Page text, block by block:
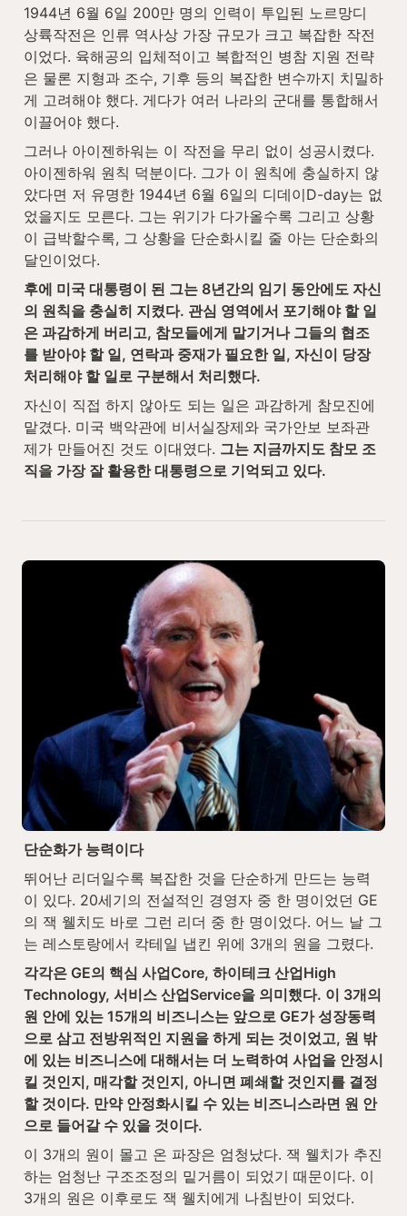
1944년 6월 6일 200만 명의 인력이 투입된 노르망디
상륙작전은 인류 역사상 가장 규모가 크고 복잡한 작전
이었다. 육해공의 입체적이고 복합적인 병참 지원 전략
은 물론 지형과 조수, 기후 등의 복잡한 변수까지 치밀하
게 고려해야 했다. 게다가 여러 나라의 군대를 통합해서
이끌어야 했다.
그러나 아이젠하워는 이 작전을 무리 없이 성공시켰다.
아이젠하워 원칙 덕분이다. 그가 이 원칙에 충실하지 않
았다면 저 유명한 1944년 6월 6일의 디데이D-day는 없
었을지도 모른다. 그는 위기가 다가올수록 그리고 상황
이 급박할수록, 그 상황을 단순화시킬 줄 아는 단순화의
달인이었다.
후에 미국 대통령이 된 그는 8년간의 임기 동안에도 자신
의 원칙을 충실히 지켰다. 관심 영역에서 포기해야 할 일
은 과감하게 버리고, 참모들에게 맡기거나 그들의 협조
를 받아야 할 일, 연락과 중재가 필요한 일, 자신이 당장
처리해야 할 일로 구분해서 처리했다.
자신이 직접 하지 않아도 되는 일은 과감하게 참모진에
맡겼다. 미국 백악관에 비서실장제와 국가안보 보좌관
제가 만들어진 것도 이대였다. 그는 지금까지도 참모 조
직을 가장 잘 활용한 대통령으로 기억되고 있다.
단순화가 능력이다
뛰어난 리더일수록 복잡한 것을 단순하게 만드는 능력
이 있다. 20세기의 전설적인 경영자 중 한 명이었던 GE
의 잭 웰치도 바로 그런 리더 중 한 명이었다. 어느 날 그
는 레스토랑에서 칵테일 냅킨 위에 3개의 원을 그렸다.
각각은 GE의 핵심 사업Core, 하이테크 산업High
Technology, 서비스 산업Service을 의미했다. 이 3개의
원 안에 있는 15개의 비즈니스는 앞으로 GE가 성장동력
으로 삼고 전방위적인 지원을 하게 되는 것이었고, 원 밖
에 있는 비즈니스에 대해서는 더 노력하여 사업을 안정시
킬 것인지, 매각할 것인지, 아니면 폐쇄할 것인지를 결정
할 것이다. 만약 안정화시킬 수 있는 비즈니스라면 원 안
으로 들어갈 수 있을 것이다.
이 3개의 원이 몰고 온 파장은 엄청났다. 잭 웰치가 추진
하는 엄청난 구조조정의 밑거름이 되었기 때문이다. 이
3개의 원은 이후로도 잭 웰치에게 나침반이 되었다.